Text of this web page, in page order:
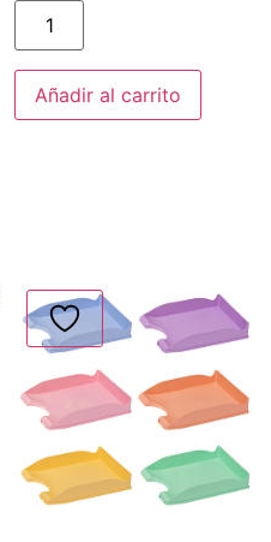
Añadir al carrito